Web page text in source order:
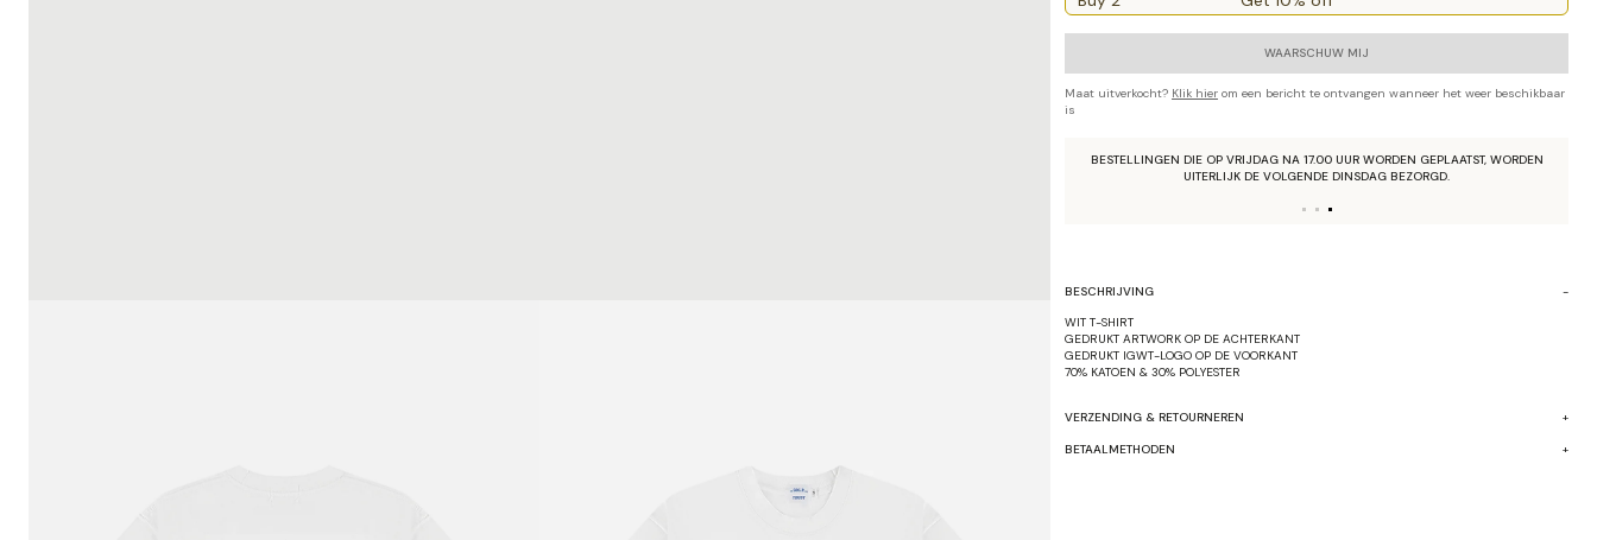
WAARSCHUW MIJ
Maat uitverkocht? Klik hier om een bericht te ontvangen wanneer het weer beschikbaar
is
GRATIS VERZENDING BOVEN €40,-
GEDRUKT ARTWORK OP DE ACHTERKANT
GEDRUKT IGWT-LOGO OP DE VOORKANT
70% KATOEN & 30% POLYESTER